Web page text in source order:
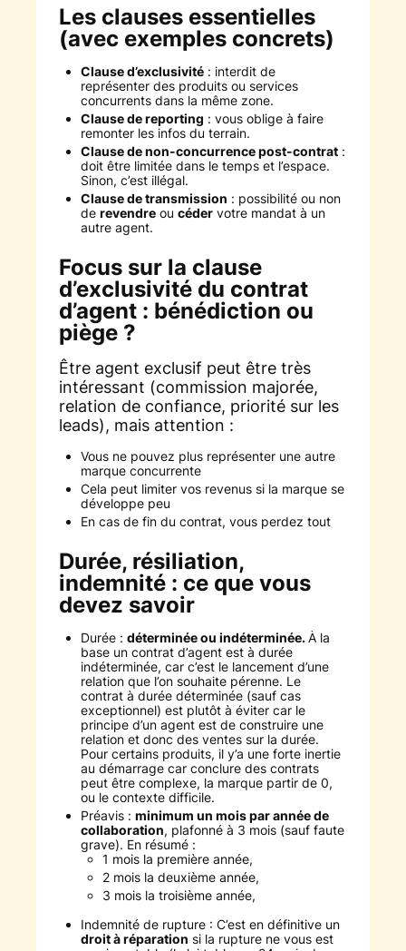
Les clauses essentielles
(avec exemples concrets)
Clause d’exclusivité : interdit de
représenter des produits ou services
concurrents dans la même zone.
Clause de reporting : vous oblige à faire
remonter les infos du terrain.
Clause de non-concurrence post-contrat :
doit être limitée dans le temps et l’espace.
Sinon, c’est illégal.
Clause de transmission : possibilité ou non
derevendre oucéder votre mandat à un
autre agent.
Focus sur la clause
d’exclusivité du contrat
d’agent : bénédiction ou
piège ?
Être agent exclusif peut être très
intéressant (commission majorée,
relation de confiance, priorité sur les
leads), mais attention :
Vous ne pouvez plus représenter une autre
marque concurrente
Cela peut limiter vos revenus si la marque se
développe peu
En cas de fin du contrat, vous perdez tout
Durée, résiliation,
indemnité : ce que vous
devez savoir
Durée :déterminée ou indéterminée.À la
base un contrat d’agent est à durée
indéterminée, car c’est le lancement d’une
relation que l’on souhaite pérenne. Le
contrat à durée déterminée (sauf cas
exceptionnel) est plutôt à éviter car le
principe d’un agent est de construire une
relation et donc des ventes sur la durée.
Pour certains produits, il y’a une forte inertie
au démarrage car conclure des contrats
peut être complexe, la marque partir de 0,
ou le contexte difficile.
Préavis :minimum un mois par année de
collaboration, plafonné à 3 mois (sauf faute
grave). En résumé :
1 mois la première année,
2 mois la deuxième année,
3 mois la troisième année,
Indemnité de rupture : C’est en définitive un
droit à réparation si la rupture ne vous est